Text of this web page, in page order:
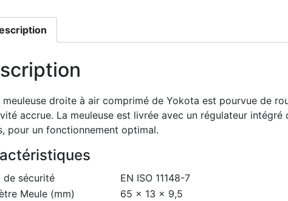
droite à air comprimé de Yokota est pourvue de
accrue. La meuleuse est livrée avec un régulateur
pour un fonctionnement optimal.
de sécurité
EN ISO 11148-7
Meule (mm)
65 x 13 x 9,5